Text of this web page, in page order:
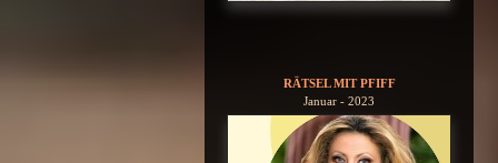
RÄTSEL MIT PFIFF
Januar - 2023